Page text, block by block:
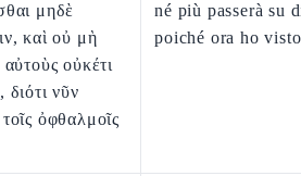
μηδὲ
καὶ οὐ μὴ
οὐκέτι
νῦν
ὀφθαλμοῖς
né più passerà su
poiché ora ho